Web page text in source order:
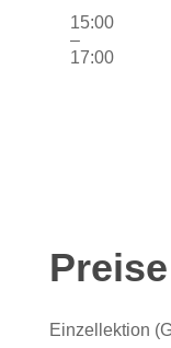
15:00
–
17:00
Preise
Einzellektion